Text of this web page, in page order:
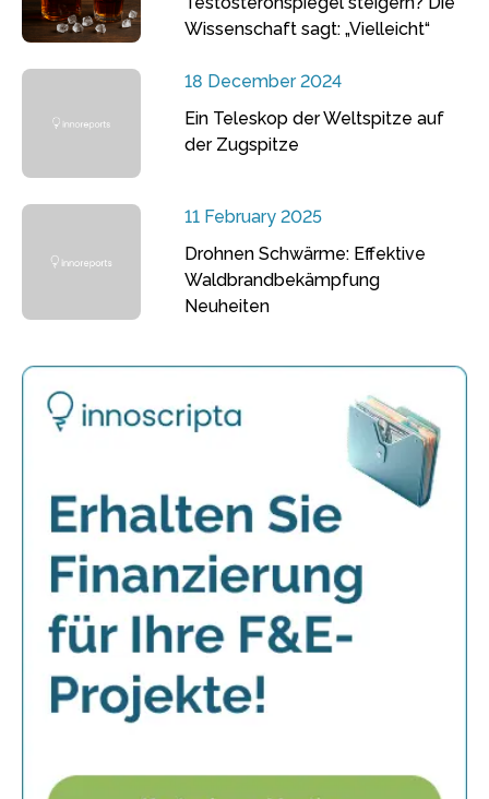
Wissenschaft sagt: „Vielleicht“
18 December 2024
Ein Teleskop der Weltspitze auf
der Zugspitze
11 February 2025
Drohnen Schwärme: Effektive
Waldbrandbekämpfung
Neuheiten